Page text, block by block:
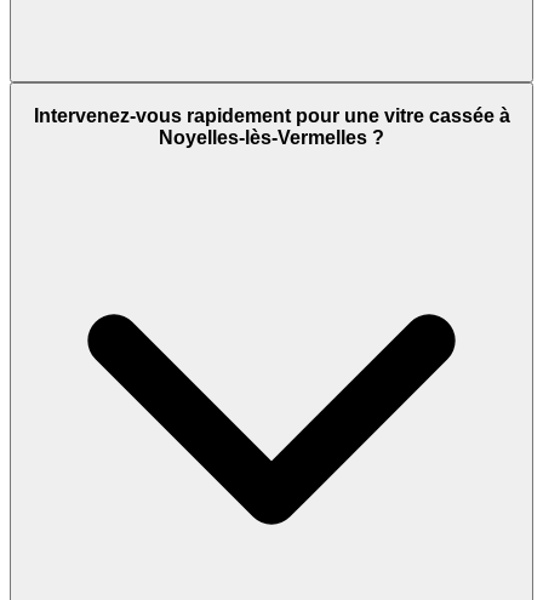
Intervenez-vous rapidement pour une vitre cassée à
Noyelles-lès-Vermelles ?